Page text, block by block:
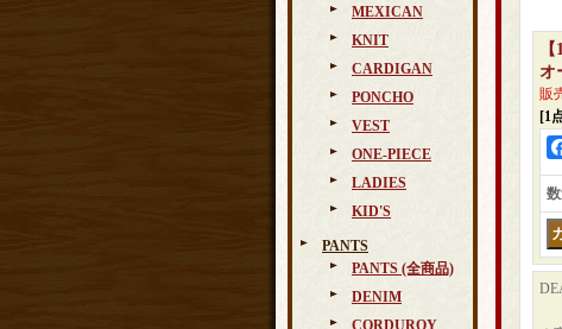
MEXICAN
KNIT
CARDIGAN
PONCHO
VEST
ONE-PIECE
LADIES
KID'S
PANTS
PANTS (全商品)
DENIM
CORDUROY
オ
販
[1